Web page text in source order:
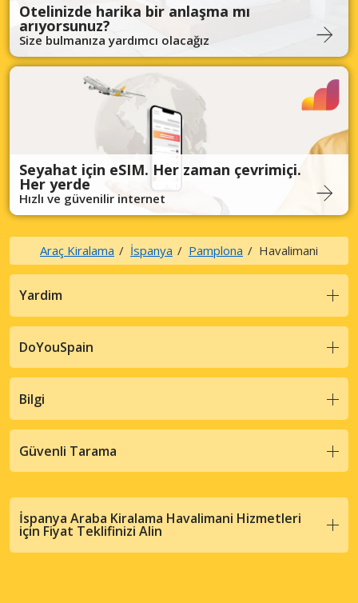
Otelinizde harika bir anlaşma mı
arıyorsunuz?
Size bulmanıza yardımcı olacağız
Seyahat için eSIM. Her zaman çevrimiçi.
Her yerde
Hızlı ve güvenilir internet
Araç Kiralama İspanya Pamplona Havalimani
Yardim
DoYouSpain
Bilgi
Güvenli Tarama
İspanya Araba Kiralama Havalimani Hizmetleri
için Fiyat Teklifinizi Alin